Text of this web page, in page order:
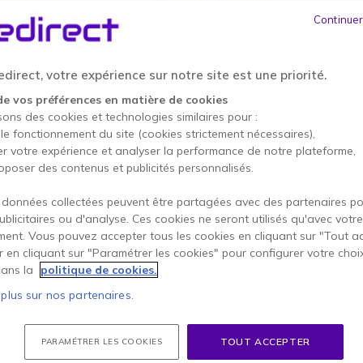
PMR446
et
Motorola XT185 +
Radios portables compactes et
résistantes utilisables dans tous
types d’environnements.
Paire de talkies PMR446
(communications gratuites)
Écran LCD rétroéclairé
canaux
Mode mains-libres disponible
4.5 de 15 Avis
Pack de
IP67 ultra
IP67 :
Flotte
Bouton
votre expérience sur notre site est une priorité.
vos préférences en matière de cookies
des cookies et technologies similaires pour :
fonctionnement du site (cookies strictement nécessaires),
votre expérience et analyser la performance de notre plateforme,
des contenus et publicités personnalisés.
collectées peuvent être partagées avec des partenaires
ou d'analyse. Ces cookies ne seront utilisés qu'avec votre
Vous pouvez accepter tous les cookies en cliquant sur "Tout
en cliquant sur "Paramétrer les cookies" pour configurer votre
la
politique de cookies.
sur nos partenaires.
PARAMÉTRER LES COOKIES TOUT ACCEPTER